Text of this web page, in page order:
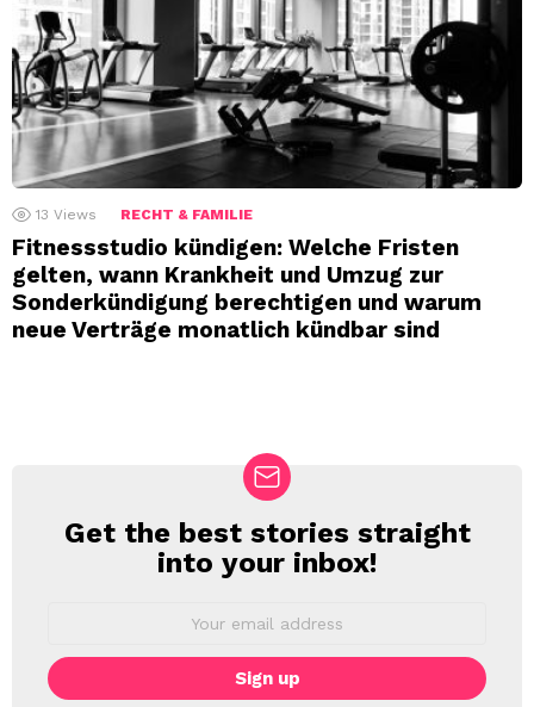
13 Views RECHT & FAMILIE
Fitnessstudio kündigen: Welche Fristen
gelten, wann Krankheit und Umzug zur
Sonderkündigung berechtigen und warum
neue Verträge monatlich kündbar sind
NEWSLETTER
Get the best stories straight
into your inbox!